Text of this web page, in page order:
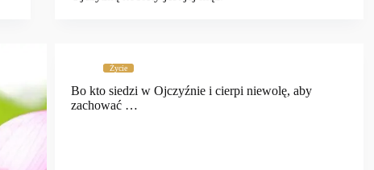
Życie
Bo kto siedzi w Ojczyźnie i cierpi niewolę, aby
zachować …